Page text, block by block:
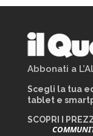
Abbonati a
Scegli la tua
tablet e
SCOPRI I